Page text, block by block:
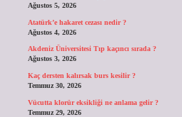
Ağustos 5, 2026
Atatürk’e hakaret cezası nedir ?
Ağustos 4, 2026
Akdeniz Üniversitesi Tıp kaçıncı sırada ?
Ağustos 3, 2026
Kaç dersten kalırsak burs kesilir ?
Temmuz 30, 2026
Vücutta klorür eksikliği ne anlama gelir ?
Temmuz 29, 2026